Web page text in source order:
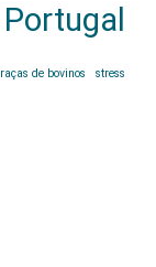
Portugal
raças de bovinos stress